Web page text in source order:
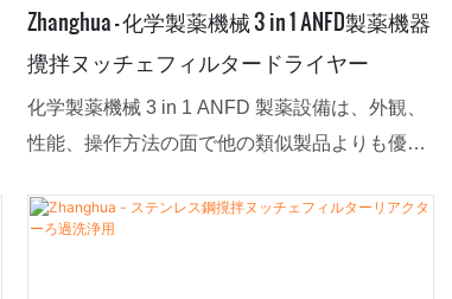
Zhanghua - 化学製薬機械 3 in 1 ANFD製薬機器
攪拌ヌッチェフィルタードライヤー
化学製薬機械 3 in 1 ANFD 製薬設備は、外観、
性能、操作方法の面で他の類似製品よりも優れ
おり、市場のフィードバックは良好です。さら